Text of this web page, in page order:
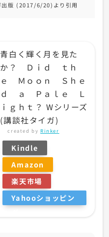
版 (2017/6/20)より引用
青白く輝く月を見た
か？ Ｄｉｄ ｔｈ
ｅ Ｍｏｏｎ Ｓｈｅ
ｄ ａ Ｐａｌｅ Ｌ
ｉｇｈｔ？ Wシリーズ
(講談社タイガ)
created by Rinker
Kindle
Amazon
楽天市場
Yahooショッピン